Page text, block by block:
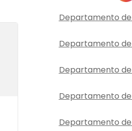
Departamento
Departamento de
Departamento
Departamento
Departamento de